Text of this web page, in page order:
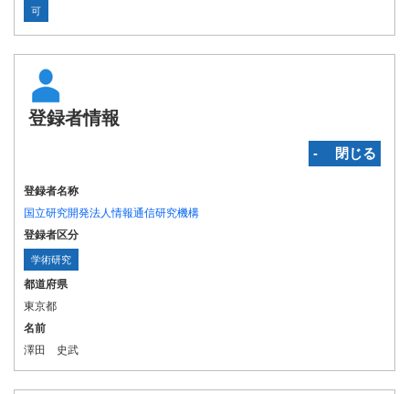
可
登録者情報
‐ 閉じる
登録者名称
国立研究開発法人情報通信研究機構
登録者区分
学術研究
都道府県
東京都
名前
澤田 史武